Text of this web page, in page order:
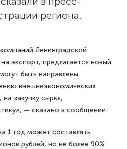
региона.
Ленинградской
экспорт, предлагается новый
быть направлены
внешнеэкономических
закупку сырья,
— сказано в сообщении.
1 год может составлять
рублей, но не более 90%